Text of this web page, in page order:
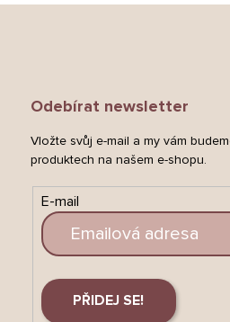
Odebírat newsletter
Vložte svůj e-mail a my vám
produktech na našem e-shopu.
E-mail
PŘIDEJ SE!